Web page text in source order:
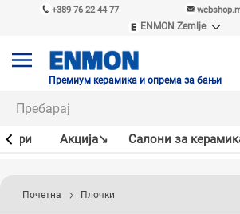
+389 76 22 44 77
ENMON Zemlje
ENMON MKD
Премиум керамика и опрема за бањи
Акцијa↘ Салони за
Почетна Плочки